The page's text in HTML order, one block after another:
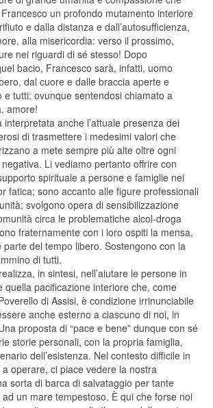
un profondo mutamento interiore
e dalla distanza e dall’autosufficienza,
alla misericordia: verso il prossimo,
nei riguardi di sé stesso! Dopo
bacio, Francesco sarà, infatti, uomo
dal cuore e dalle braccia aperte e
e tutti: ovunque sentendosi chiamato a
amore!
interpretata anche l’attuale presenza dei
di trasmettere i medesimi valori che
a mete sempre più alte oltre ogni
Li vediamo pertanto offrire con
spirituale a persone e famiglie nei
fatica; sono accanto alle figure professionali
svolgono opera di sensibilizzazione
circa le problematiche alcol-droga
fraternamente con i loro ospiti la mensa,
parte del tempo libero. Sostengono con la
di tutti.
in sintesi, nell’aiutare le persone in
quella pacificazione interiore che, come
di Assisi, è condizione irrinunciabile
anche esterno a ciascuno di noi, in
proposta di “pace e bene” dunque con sé
storie personali, con la propria famiglia,
dell’esistenza. Nel contesto difficile in
operare, ci piace vedere la nostra
sorta di barca di salvataggio per tante
un mare tempestoso. È qui che forse noi